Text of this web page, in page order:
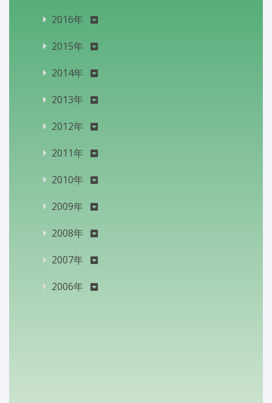
2016年
2015年
2014年
2013年
2012年
2011年
2010年
2009年
2008年
2007年
2006年